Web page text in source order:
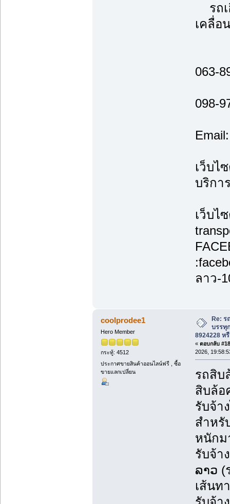
รถเ
เคลื่อ
063-
098-
เว็บไ
บริกา
เว็บไ
ลาว-
coolprodee1
Hero Member
กระทู้: 4512
ประกาศขายสินค้าออนไลน์ฟรี , ซื้อ
ขายแลกเปลี่ยน
Re: ร
บรรทุ
8924228 ห
« ตอบกลับ
2026,
รถสิบ
สิบล้อ
รับจ้า
สำหรั
หนักม
รับจ้า
ລາວ (
เส้นท